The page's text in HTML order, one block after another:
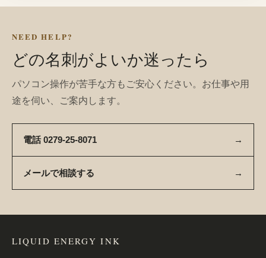
NEED HELP?
どの名刺がよいか迷ったら
パソコン操作が苦手な方もご安心ください。お仕事や用
途を伺い、ご案内します。
電話 0279-25-8071 →
メールで相談する →
LIQUID ENERGY INK